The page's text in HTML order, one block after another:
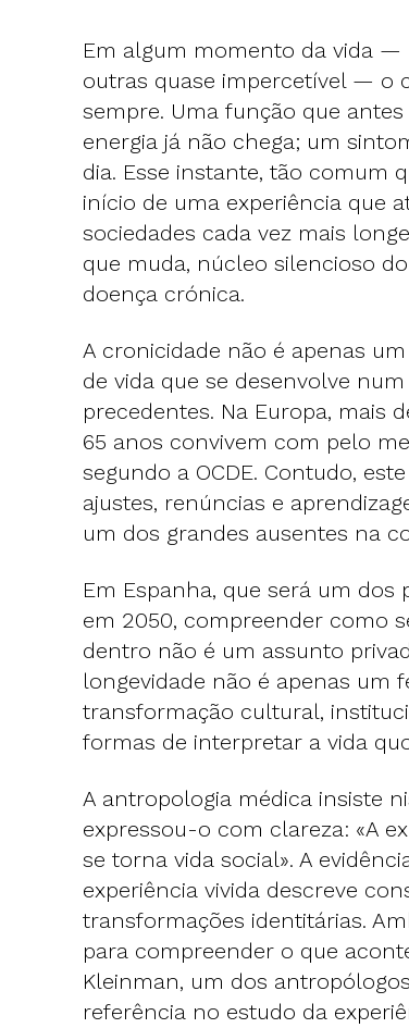
Em algum momento da vida —
outras quase impercetível — o
sempre. Uma função que
energia já não chega; um
dia. Esse instante, tão comum
início de uma experiência que
sociedades cada vez mais
que muda, núcleo silencioso
doença crónica.
A cronicidade não é apenas
de vida que se desenvolve
precedentes. Na Europa, mais
65 anos convivem com pelo
segundo a OCDE. Contudo,
ajustes, renúncias e
um dos grandes ausentes na
Em Espanha, que será um
em 2050, compreender como
dentro não é um assunto
longevidade não é apenas um
transformação cultural,
formas de interpretar a vida
A antropologia médica insiste
expressou-o com clareza: «A
se torna vida social». A
experiência vivida descreve
transformações identitárias.
para compreender o que
Kleinman, um dos
referência no estudo da